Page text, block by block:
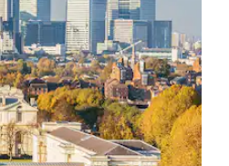
ih istražujte dodirom ili prevlačenjem.